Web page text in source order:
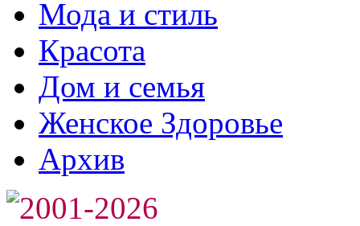
Мода и стиль
Красота
Дом и семья
Женское Здоровье
Архив
2001-2026